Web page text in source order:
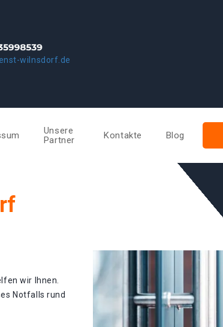
wilnsdorf.de
Unsere
Partner
Kontakte Blog
wir Ihnen.
Notfalls rund